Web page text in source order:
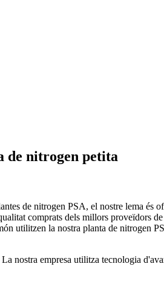
de nitrogen petita
de nitrogen PSA, el nostre lema és
comprats dels millors proveïdors
utilitzen la nostra planta de nitrogen
nostra empresa utilitza tecnologia